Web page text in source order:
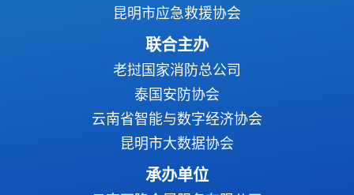
昆明市应急救援协会
联合主办
老挝国家消防总公司
泰国安防协会
云南省智能与数字经济协会
昆明市大数据协会
承办单位